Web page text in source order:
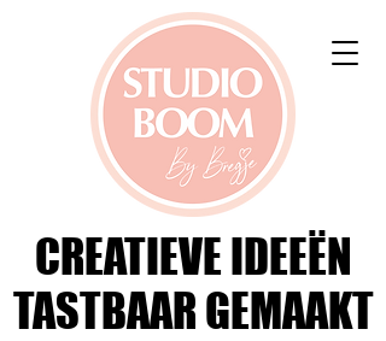
CREATIEVE IDEEËN
TASTBAAR GEMAAKT
CREATIEVE IDEEËN
TASTBAAR GEMAAKT